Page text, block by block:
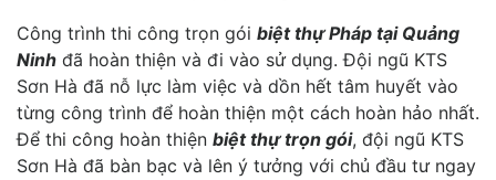
Công trình thi công trọn gói biệt thự Pháp tại Quảng
Ninh đã hoàn thiện và đi vào sử dụng. Đội ngũ KTS
Sơn Hà đã nỗ lực làm việc và dồn hết tâm huyết vào
từng công trình để hoàn thiện một cách hoàn hảo nhất.
Để thi công hoàn thiện biệt thự trọn gói, đội ngũ KTS
Sơn Hà đã bàn bạc và lên ý tưởng với chủ đầu tư ngay